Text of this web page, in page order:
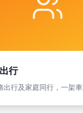
行
行及家庭同行，一架車